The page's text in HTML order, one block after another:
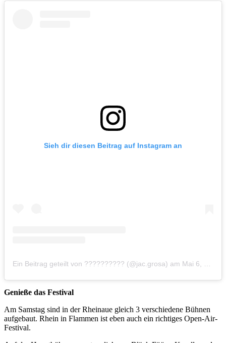
Sieh dir diesen Beitrag auf Instagram an
Ein Beitrag geteilt von ?????????? (@jac.grosa) am Mai 6, 2018 um 10:17 PDT
Genieße das Festival
Am Samstag sind in der Rheinaue gleich 3 verschiedene Bühnen
aufgebaut. Rhein in Flammen ist eben auch ein richtiges Open-Air-
Festival.